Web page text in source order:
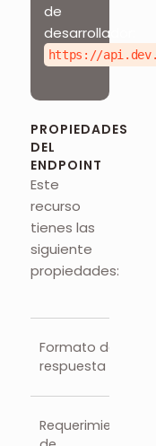
de
desarrollador:
https://
PROPIEDADES
DEL
ENDPOINT
Este
recurso
tienes las
siguiente
propiedades:
Formato de
respuesta
Requerimientos